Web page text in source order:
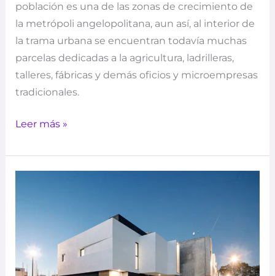
población es una de las zonas de crecimiento de
la metrópoli angelopolitana, aun así, al interior de
la trama urbana se encuentran todavía muchas
parcelas dedicadas a la agricultura, ladrilleras,
talleres, fábricas y demás oficios y microempresas
tradicionales.
Leer más »
EDUARDO
AUDIRAC